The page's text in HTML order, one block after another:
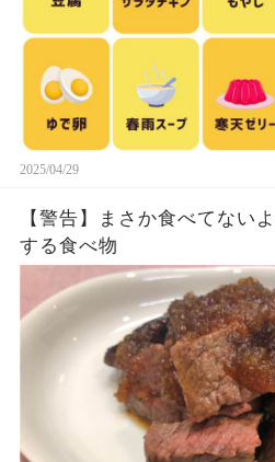
2025/04/29
【警告】まさか食べてない
する食べ物